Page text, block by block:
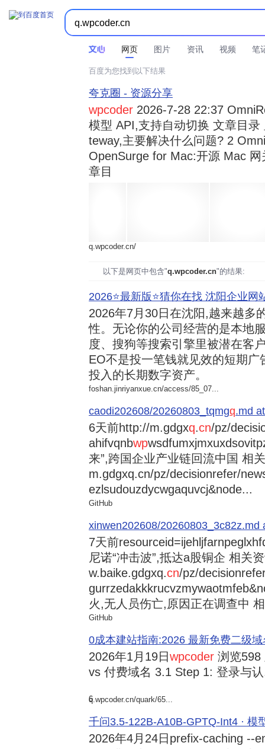
网页 图片 资讯 视频 笔
时间不限  所有网页和文件  站点内检索 
百度为您找到以下结果
夸克圈 - 资源分享
wpcoder 2026-7-28 22:37
模型 API,支持自动切换 文章目
teway,主要解决什么问题? 2
OpenSurge for Mac:开源 Mac
章目
q.wpcoder.cn/
以下是网页中包含"q.wpcoder.cn"的结果:
2026⭐️最新版⭐️猜你在找 沈阳企业网
2026年7月30日在沈阳,越来越多
性。无论你的公司经营的是本地
度、搜狗等搜索引擎里被潜在客
EO不是投一笔钱就见效的短期
投入的长期数字资产。
foshan.jinriyanxue.cn/access/85_07...
caodi202608/20260803_tqmgq.md
6天前http://m.gdgxq.cn/pz/
ahifvqnbwp
来”,跨国企业产业链回流中国 相
m.gdgxq.cn/pz/decisionrefer/
ezlsudouzdycwgaquvcj&node...
GitHub
xinwen202608/20260803_3c82z.md
7天前
尼诺“冲击波”,抵达a股铜企 相关
w.baike.gdgxq.cn/pz/
火,无人员伤亡,原因正在调查中
GitHub
0成本建站指南:2026 最新免费二级
2026年1月19日wpcoder 浏览598
vs 付费域名 3.1 Step 1: 登录与
6
q.wpcoder.cn/quark/65...
千问3.5-122B-A10B-GPTQ-Int4 · 模
2026年4月24日 prefix-caching --